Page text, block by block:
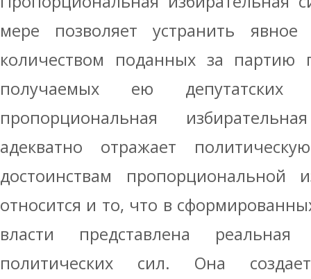
мере позволяет устранить явное
количеством поданных за партию
получаемых ею
пропорциональная
адекватно отражает
достоинствам пропорциональной
относится и то, что в
власти представлена реальная
политических сил. Она